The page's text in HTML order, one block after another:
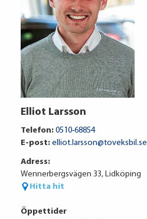
3 998 kr / mån
Ränta
Uppläggningsavgift
Administrationskostnad
Elliot Larsson
Telefon: 0510-68854
E-post: elliot.larsson@toveksbil.se
Adress:
Wennerbergsvägen 33, Lidköping
Hitta hit
Öppettider